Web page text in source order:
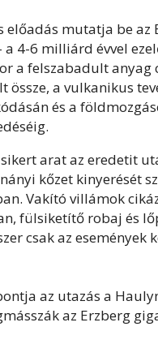
előadás mutatja be az
a 4-6 milliárd évvel
a felszabadult anyag
össze, a vulkanikus
és a
arat az eredetit
kőzet kinyerését
Vakító villámok
fülsiketítő robaj és
csak az események
az utazás a
az Erzberg